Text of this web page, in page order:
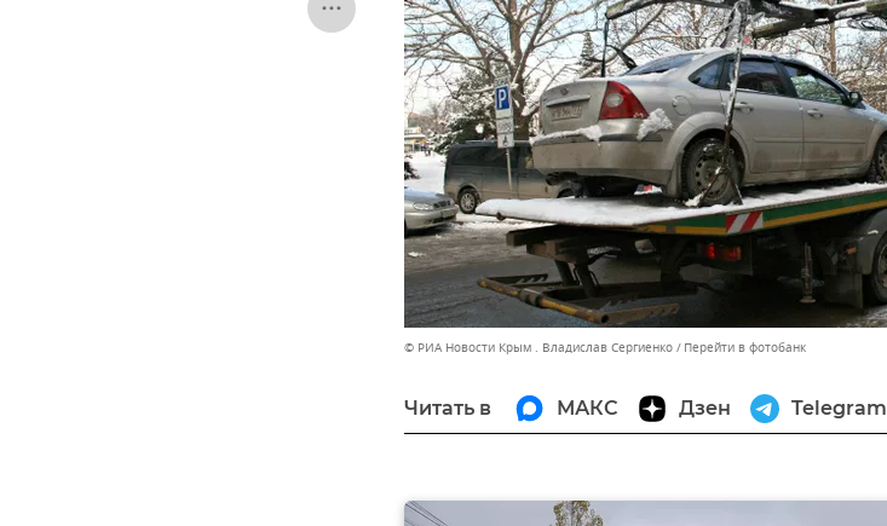
© РИА Новости Крым . Владислав Сергиенко Перейти в фотобанк
Читать в МАКС Дзен Telegram